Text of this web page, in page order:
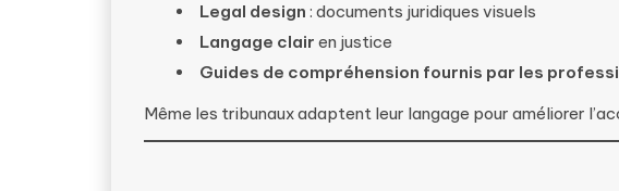
Legal design : documents juridiques visuels
Langage clair en justice
Guides de compréhension fournis par les
Même les tribunaux adaptent leur langage pour améliorer